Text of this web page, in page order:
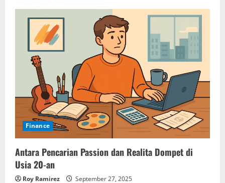
Finance
Antara Pencarian Passion dan Realita Dompet di
Usia 20-an
Roy Ramirez September 27, 2025